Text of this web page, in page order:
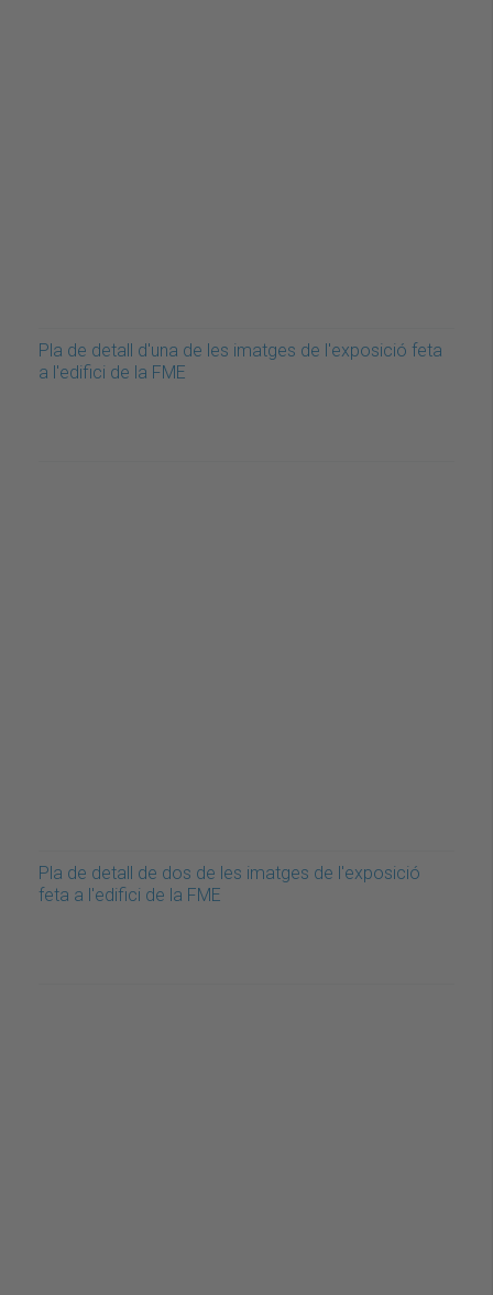
Pla de detall d'una de les imatges de l'exposició feta
a l'edifici de la FME
Pla de detall de dos de les imatges de l'exposició
feta a l'edifici de la FME